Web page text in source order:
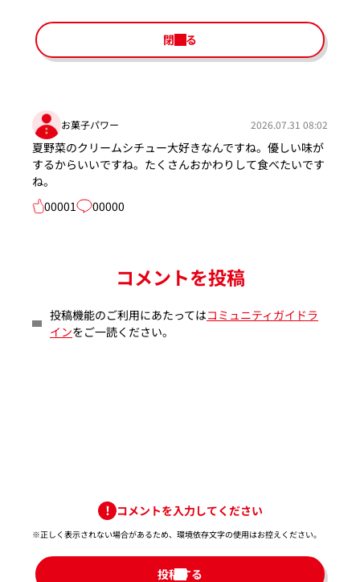
閉じる
お菓子パワー 2026.07.31 08:02
夏野菜のクリームシチュー大好きなんですね。優しい味が
するからいいですね。たくさんおかわりして食べたいです
ね。
00001
00000
コメントを投稿
投稿機能のご利用にあたってはコミュニティガイドラ
インをご一読ください。
コメントを入力してください
※正しく表示されない場合があるため、環境依存文字の使用はお控えください。​
投稿する